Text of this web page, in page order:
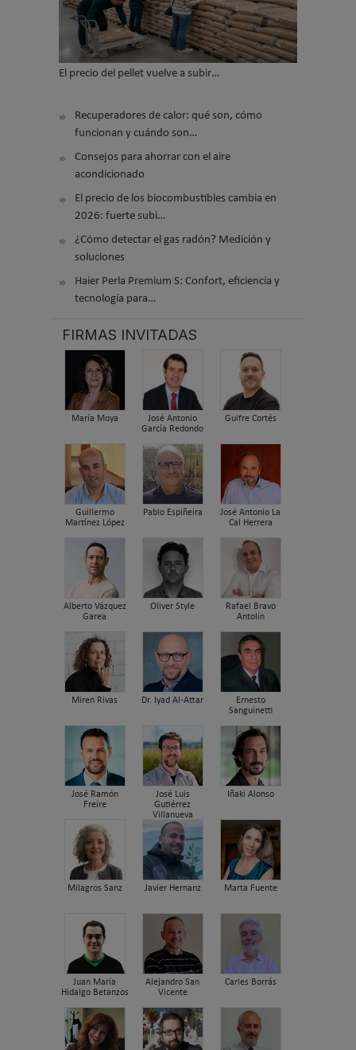
El precio del pellet vuelve a subir…
Recuperadores de calor: qué son, cómo
funcionan y cuándo son…
Consejos para ahorrar con el aire
acondicionado
El precio de los biocombustibles cambia en
2026: fuerte subi…
¿Cómo detectar el gas radón? Medición y
soluciones
Haier Perla Premium S: Confort, eficiencia y
tecnología para…
FIRMAS INVITADAS
María Moya
José Antonio
García Redondo
Guifre Cortés
Guillermo
Martínez López
Pablo Espiñeira
José Antonio La
Cal Herrera
Alberto Vázquez
Garea
Oliver Style
Rafael Bravo
Antolín
Miren Rivas Dr. Iyad Al-Attar
Ernesto
Sanguinetti
José Ramón
Freire
José Luis
Gutiérrez
Villanueva
Iñaki Alonso
Milagros Sanz Javier Hernanz Marta Fuente
Juan María
Hidalgo Betanzos
Alejandro San
Vicente
Carles Borrás